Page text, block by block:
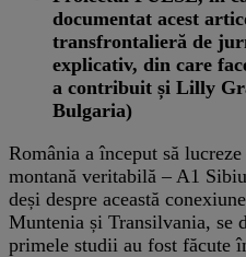
documentat acest
transfrontalieră de
explicativ, din care
a contribuit și Lilly
Bulgaria)
România a început să
montană veritabilă – A1
deși despre această
Muntenia și Transilvania, se
primele studii au fost făcute